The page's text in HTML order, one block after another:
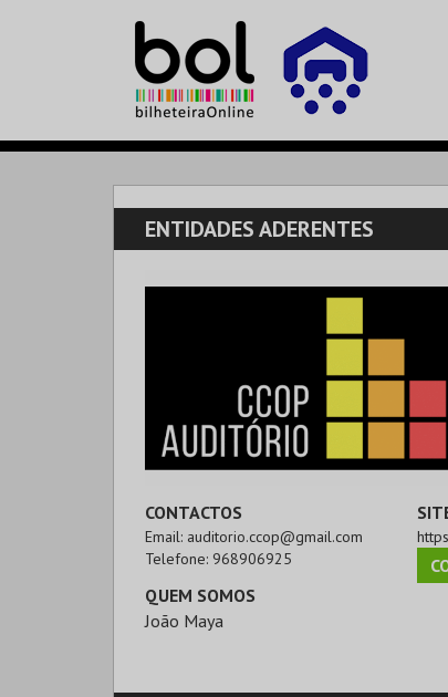
ENTIDADES ADERENTES
CONTACTOS
Email: auditorio.ccop@gmail.com
Telefone: 968906925
QUEM SOMOS
João Maya